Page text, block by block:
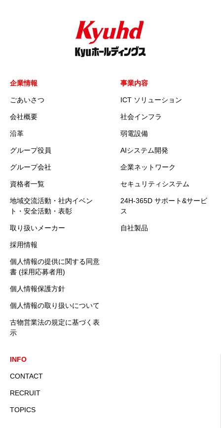
企業情報
ごあいさつ
会社概要
沿革
グループ役員
グループ会社
資格者一覧
地域交流活動・社内イベン
ト・安全活動・表彰
取り扱いメーカー
採用情報
個人情報の提供に関する同意
書 (採用応募者用)
個人情報保護方針
個人情報の取り扱いについて
古物営業法の規定に基づく表
示
事業内容
ICT ソリューション
社会インフラ
弱電設備
AIシステム開発
企業ネットワーク
セキュリティシステム
24H-365D サポート&サービ
ス
自社製品
INFO
CONTACT
RECRUIT
TOPICS